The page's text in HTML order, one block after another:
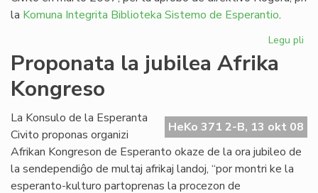
la Komuna Integrita Biblioteka Sistemo de Esperantio.
Legu pli
Proponata la jubilea Afrika
Kongreso
HeKo 371 2-B, 13 okt 08
La Konsulo de la Esperanta
Civito proponas organizi
Afrikan Kongreson de Esperanto okaze de la ora jubileo de
la sendependiĝo de multaj afrikaj landoj, “por montri ke la
esperanto-kulturo partoprenas la procezon de